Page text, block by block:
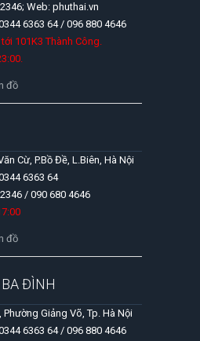
Web: phuthai.vn
6363 64 / 096 880 4646
101K3 Thành Công.
đồ
Cừ, P.Bồ Đề, L.Biên, Hà Nội
6363 64
/ 090 680 4646
đồ
BA ĐÌNH
Giảng Võ, Tp. Hà Nội
6363 64 / 096 880 4646